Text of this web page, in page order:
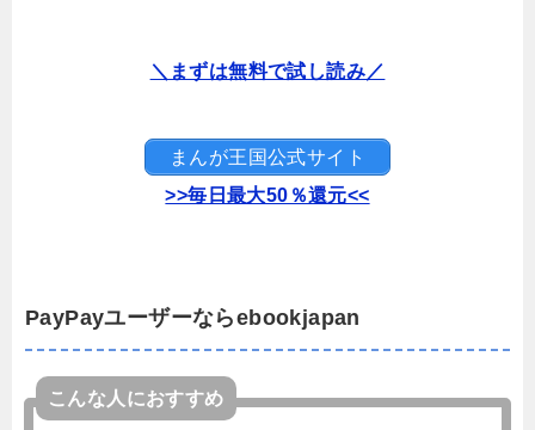
＼まずは無料で試し読み／
まんが王国公式サイト
>>毎日最大50％還元<<
PayPayユーザーならebookjapan
こんな人におすすめ